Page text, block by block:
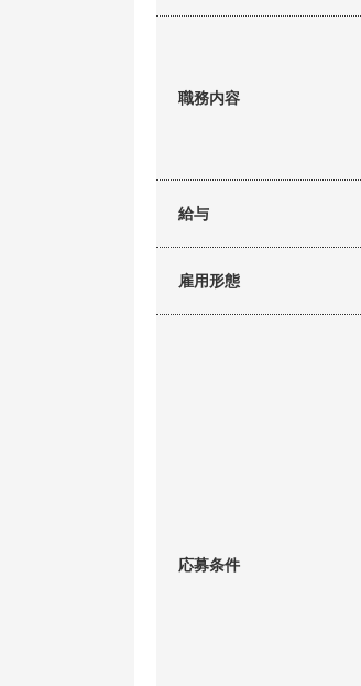
職務内容
給与
雇用形態
応募条件